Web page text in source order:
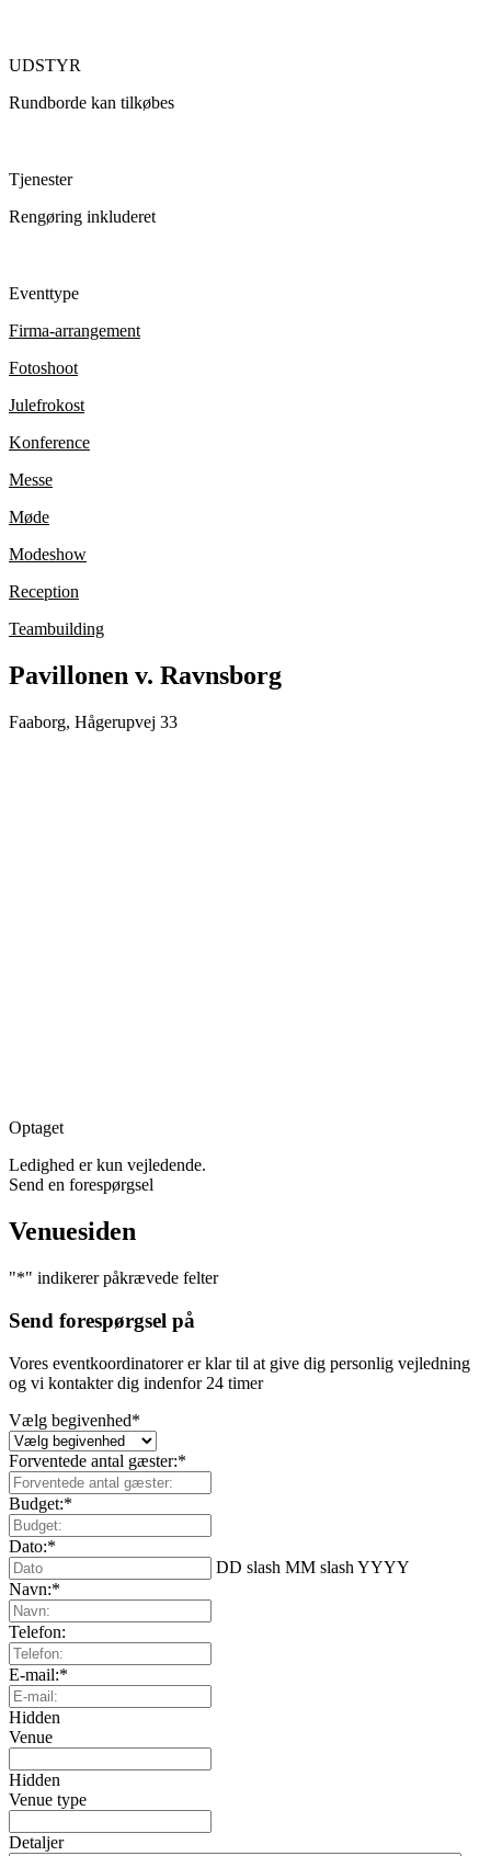
UDSTYR
Rundborde kan tilkøbes
Tjenester
Rengøring inkluderet
Eventtype
Firma-arrangement
Fotoshoot
Julefrokost
Konference
Messe
Møde
Modeshow
Reception
Teambuilding
Pavillonen v. Ravnsborg
Faaborg, Hågerupvej 33
Optaget
Ledighed er kun vejledende.
Send en forespørgsel
Venuesiden
"*" indikerer påkrævede felter
Send forespørgsel på
Vores eventkoordinatorer er klar til at give dig personlig vejledning
og vi kontakter dig indenfor 24 timer
Vælg begivenhed*
Forventede antal gæster:*
Budget:*
Dato:*
DD slash MM slash YYYY
Navn:*
Telefon:
E-mail:*
Hidden
Venue
Hidden
Venue type
Detaljer